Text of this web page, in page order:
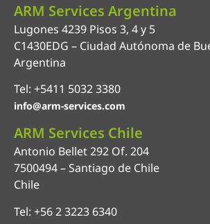
ARM Services Argentina
Lugones 4239 Pisos 3, 4 y 5
C1430EDG – Ciudad Autónoma de
Argentina
Tel: +5411 5032 3380
info@arm-services.com
ARM Services Chile
Antonio Bellet 292 Of. 204
7500494 – Santiago de Chile
Chile
Tel: +56 2 3223 6340